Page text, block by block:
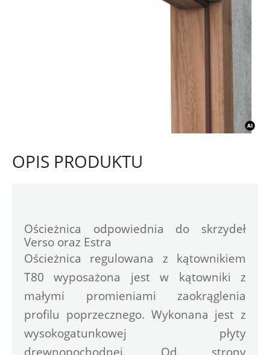
OPIS PRODUKTU
Ościeżnica odpowiednia do skrzydeł
Ościeżnica regulowana z kątownikiem
T80 wyposażona jest w kątowniki z
małymi promieniami zaokrąglenia
profilu poprzecznego. Wykonana jest z
wysokogatunkowej płyty
drewnopochodnej. Od strony